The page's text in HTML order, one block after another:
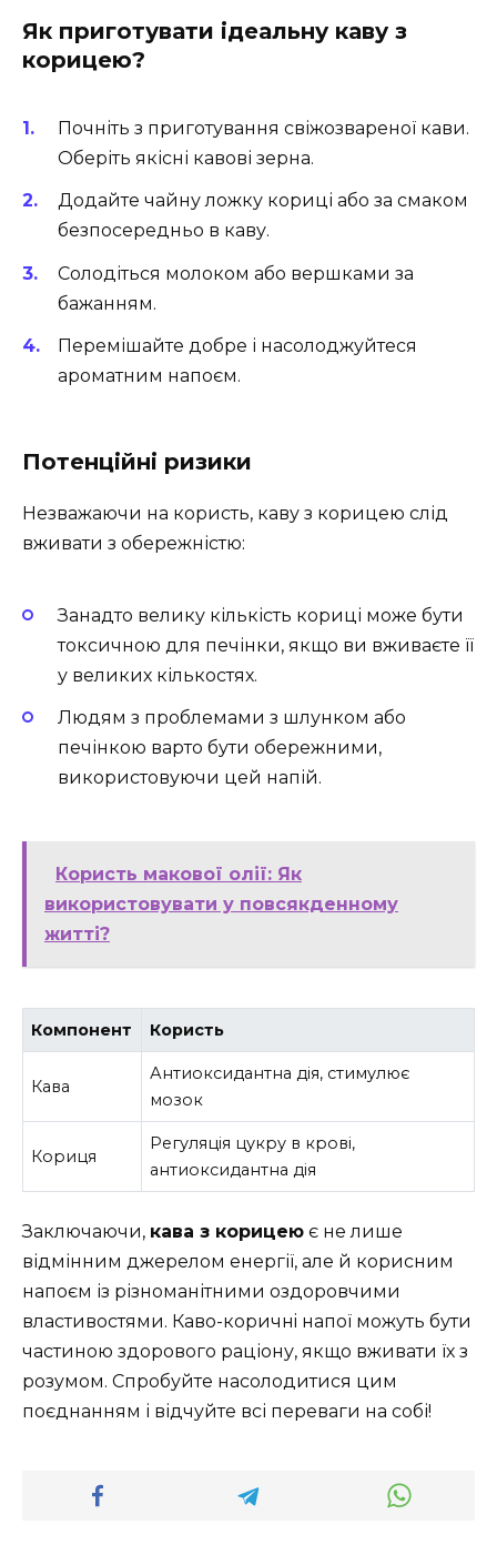
Як приготувати ідеальну каву з
корицею?
Почніть з приготування свіжозвареної кави.
Оберіть якісні кавові зерна.
Додайте чайну ложку кориці або за смаком
безпосередньо в каву.
Солодіться молоком або вершками за
бажанням.
Перемішайте добре і насолоджуйтеся
ароматним напоєм.
Потенційні ризики
Незважаючи на користь, каву з корицею слід
вживати з обережністю:
Занадто велику кількість кориці може бути
токсичною для печінки, якщо ви вживаєте її
у великих кількостях.
Людям з проблемами з шлунком або
печінкою варто бути обережними,
використовуючи цей напій.
Користь макової олії: Як
використовувати у повсякденному
житті?
Компонент Користь
Кава
Антиоксидантна дія, стимулює
мозок
Кориця
Регуляція цукру в крові,
антиоксидантна дія
Заключаючи, кава з корицею є не лише
відмінним джерелом енергії, але й корисним
напоєм із різноманітними оздоровчими
властивостями. Каво-коричнi напої можуть бути
частиною здорового раціону, якщо вживати їх з
розумом. Спробуйте насолодитися цим
поєднанням і відчуйте всі переваги на собі!